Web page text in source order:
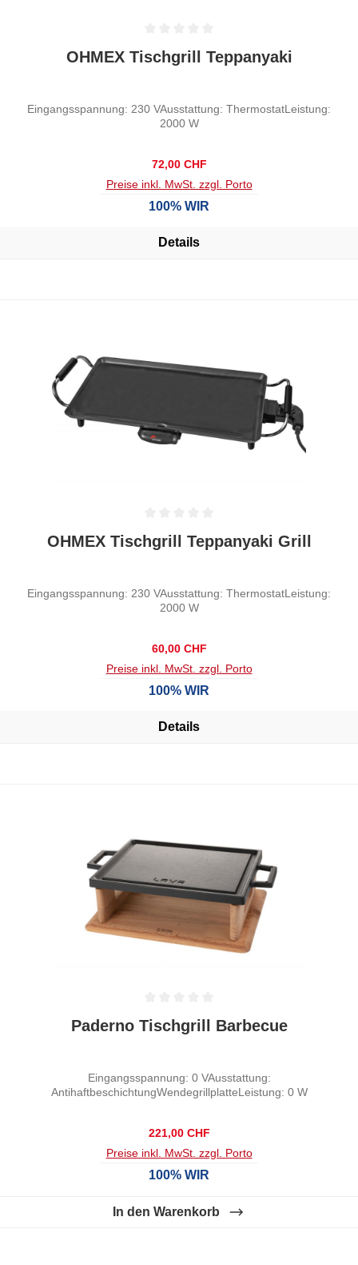
Durchschnittliche Bewertung von 0 von 5 Sternen
OHMEX Tischgrill Teppanyaki
Eingangsspannung: 230 VAusstattung: ThermostatLeistung:
2000 W
Regulärer Preis:
72,00 CHF
Preise inkl. MwSt. zzgl. Porto
100% WIR
Details
Durchschnittliche Bewertung von 0 von 5 Sternen
OHMEX Tischgrill Teppanyaki Grill
Eingangsspannung: 230 VAusstattung: ThermostatLeistung:
2000 W
Regulärer Preis:
60,00 CHF
Preise inkl. MwSt. zzgl. Porto
100% WIR
Details
Durchschnittliche Bewertung von 0 von 5 Sternen
Paderno Tischgrill Barbecue
Eingangsspannung: 0 VAusstattung:
AntihaftbeschichtungWendegrillplatteLeistung: 0 W
Regulärer Preis:
221,00 CHF
Preise inkl. MwSt. zzgl. Porto
100% WIR
In den Warenkorb